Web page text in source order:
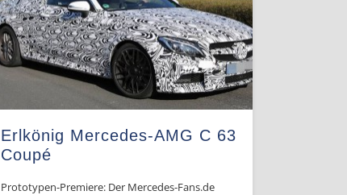
Erlkönig Mercedes-AMG C 63
Coupé
Prototypen-Premiere: Der Mercedes-Fans.de